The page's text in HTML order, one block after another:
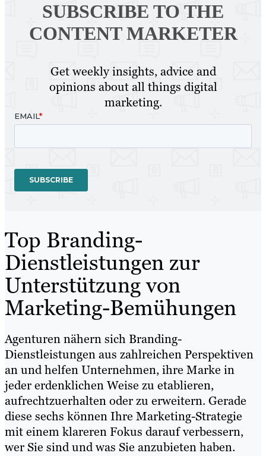
SUBSCRIBE TO THE
CONTENT MARKETER
Get weekly insights, advice and
opinions about all things digital
marketing.
Top Branding-
Dienstleistungen zur
Unterstützung von
Marketing-Bemühungen
Agenturen nähern sich Branding-
Dienstleistungen aus zahlreichen Perspektiven
an und helfen Unternehmen, ihre Marke in
jeder erdenklichen Weise zu etablieren,
aufrechtzuerhalten oder zu erweitern. Gerade
diese sechs können Ihre Marketing-Strategie
mit einem klareren Fokus darauf verbessern,
wer Sie sind und was Sie anzubieten haben.